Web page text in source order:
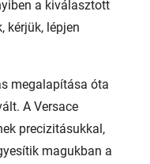
a kiválasztott
kérjük, lépjen
megalapítása óta
A Versace
precizitásukkal,
magukban a